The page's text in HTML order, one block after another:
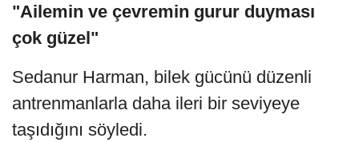
"Ailemin ve çevremin gurur duyması
çok güzel"
Sedanur Harman, bilek gücünü düzenli
antrenmanlarla daha ileri bir seviyeye
taşıdığını söyledi.